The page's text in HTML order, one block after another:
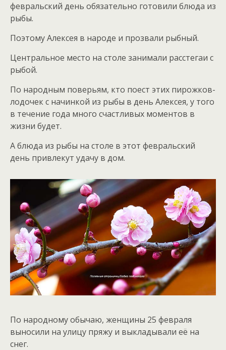
февральский день обязательно готовили блюда из
рыбы.
Поэтому Алексея в народе и прозвали рыбный.
Центральное место на столе занимали расстегаи с
рыбой.
По народным поверьям, кто поест этих пирожков-
лодочек с начинкой из рыбы в день Алексея, у того
в течение года много счастливых моментов в
жизни будет.
А блюда из рыбы на столе в этот февральский
день привлекут удачу в дом.
По народному обычаю, женщины 25 февраля
выносили на улицу пряжу и выкладывали её на
снег.